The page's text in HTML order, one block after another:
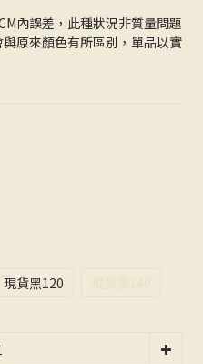
內誤差，此種狀況非質量問題
原來顏色有所區別，單品以實
現貨黑120